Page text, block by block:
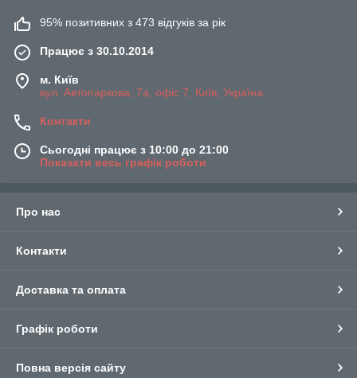
95% позитивних з 473 відгуків за рік
Працює з 30.10.2014
м. Київ
вул. Автопаркова, 7а, офіс 7, Київ, Україна
Контакти
Сьогодні працює з 10:00 до 21:00
Показати весь графік роботи
Про нас
Контакти
Доставка та оплата
Графік роботи
Повна версія сайту